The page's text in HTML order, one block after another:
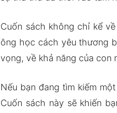
Cuốn sách không chỉ kể
ông học cách yêu thương
vọng, về khả năng của con
Nếu bạn đang tìm kiếm
Cuốn sách này sẽ khiến